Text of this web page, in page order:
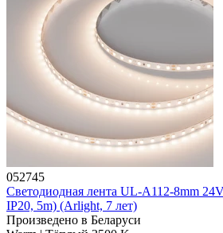
052745
Светодиодная лента UL-A112-8mm
IP20, 5m) (Arlight, 7 лет)
Произведено в Беларуси